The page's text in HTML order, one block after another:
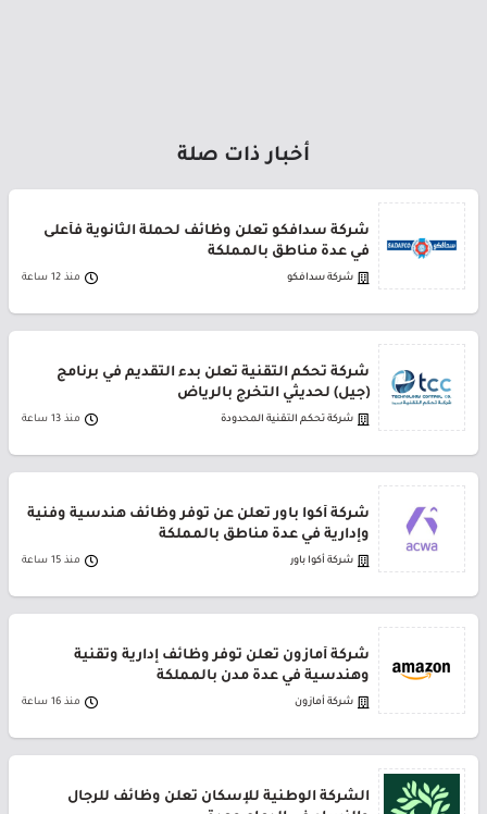
أخبار ذات صلة
شركة سدافكو تعلن وظائف لحملة الثانوية فأعلى
في عدة مناطق بالمملكة
شركة سدافكو منذ 12 ساعة
شركة تحكم التقنية تعلن بدء التقديم في برنامج
(جيل) لحديثي التخرج بالرياض
شركة تحكم التقنية المحدودة منذ 13 ساعة
شركة أكوا باور تعلن عن توفر وظائف هندسية وفنية
وإدارية في عدة مناطق بالمملكة
شركة أكوا باور منذ 15 ساعة
شركة أمازون تعلن توفر وظائف إدارية وتقنية
وهندسية في عدة مدن بالمملكة
شركة أمازون منذ 16 ساعة
الشركة الوطنية للإسكان تعلن وظائف للرجال